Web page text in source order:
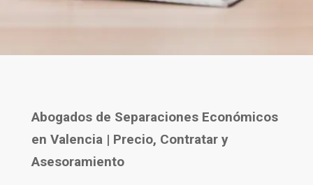
Abogados de Separaciones Económicos
en Valencia | Precio, Contratar y
Asesoramiento